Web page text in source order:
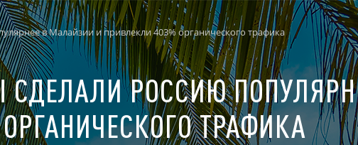
в Малайзии и привлекли 403% органического трафика
РОССИЮ
ТРАФИКА